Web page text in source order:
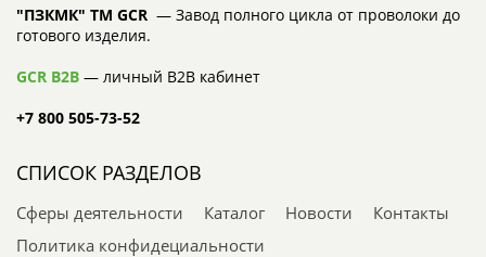
"ПЗКМК" TM GCR — Завод полного цикла от проволоки до
готового изделия.
GCR B2B — личный B2B кабинет
+7 800 505-73-52
СПИСОК РАЗДЕЛОВ
Сферы деятельности Каталог Новости
Контакты
Политика конфидециальности